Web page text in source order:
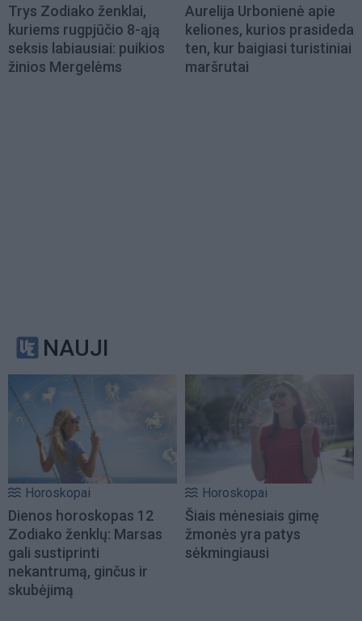
Trys Zodiako ženklai,
kuriems rugpjūčio 8-ąją
seksis labiausiai: puikios
žinios Mergelėms
Aurelija Urbonienė apie
keliones, kurios prasideda
ten, kur baigiasi turistiniai
maršrutai
NAUJI
Horoskopai
Dienos horoskopas 12
Zodiako ženklų: Marsas
gali sustiprinti
nekantrumą, ginčus ir
skubėjimą
Horoskopai
Šiais mėnesiais gimę
žmonės yra patys
sėkmingiausi